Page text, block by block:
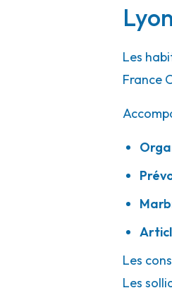
Marbrerie SDG -
Consulter l'agence
Pompes
Les
France
Les
Les